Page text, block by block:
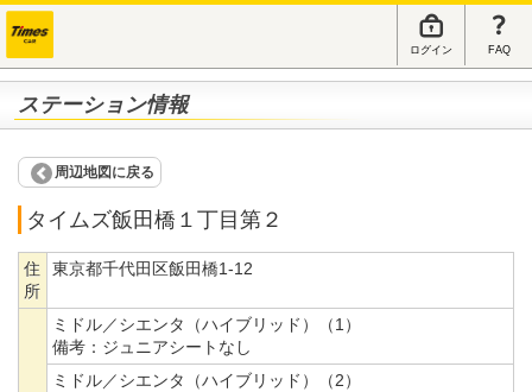
ログイン FAQ
ステーション情報
周辺地図に戻る
タイムズ飯田橋１丁目第２
住
所
東京都千代田区飯田橋1-12
ミドル／シエンタ（ハイブリッド）（1）
備考： ジュニアシートなし
ミドル／シエンタ（ハイブリッド）（2）